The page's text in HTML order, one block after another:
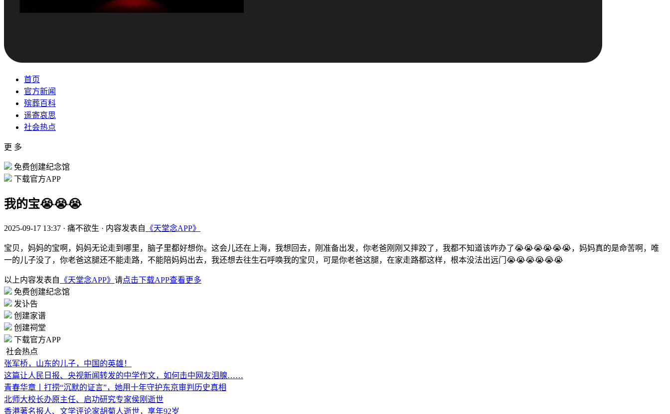
首页
官方新闻
殡葬百科
遥寄哀思
社会热点
更 多
免费创建纪念馆
下载官方APP
我的宝😭😭😭
2025-09-17 13:37 · 痛不欲生 · 内容发表自 《天堂念APP》
宝贝，妈妈的宝啊，妈妈无论走到哪里，脑子里都好想你。这会儿还在上海，我想回去，刚准备出发，你老爸刚刚又摔跤了，我都不知道该咋办了😭😭😭😭😭😭，妈妈真的是命苦啊，唯
一的儿子没了，你老爸这腿还不能走路，不能陪妈妈出去，我还想去往生石呼唤我的宝贝，可是你老爸这腿，在家走路都这样，根本没法出远门😭😭😭😭😭😭
以上内容发表自 《天堂念APP》 请点击下载APP查看更多
免费创建纪念馆
发讣告
创建家谱
创建祠堂
下载官方APP
社会热点
张军桥，山东的儿子，中国的英雄！
这篇让人民日报、央视新闻转发的中学作文，如何击中网友泪腺……
青春华章丨打捞“沉默的证言”，她用十年守护东京审判历史真相
北师大校长办原主任、启功研究专家侯刚逝世
香港著名报人、文学评论家胡菊人逝世，享年92岁